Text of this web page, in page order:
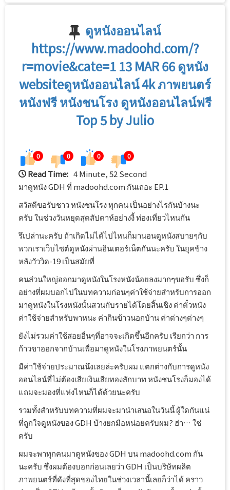
ดูหนังออนไลน์
https://www.madoohd.com/?
r=movie&cate=1 13 MAR 66 ดูหนัง
websiteดูหนังออนไลน์ 4k ภาพยนตร์
หนังฟรี หนังชนโรง ดูหนังออนไลน์ฟรี
Top 5 by Julio
0 0 0 0
Read Time: 4 Minute, 52 Second
มาดูหนัง GDH ที่ madoohd.com กันเถอะ EP.1
สวัสดีขอรับชาว หนังชนโรง ทุกคน เป็นอย่างไรกันบ้างนะ
ครับ ในช่วงวันหยุดสุดสัปดาห์อย่างงี้ ท่องเที่ยวไหนกัน
รึเปล่านะครับ ถ้าเกิดไม่ได้ไปไหนก็มานอนดูหนังสบายๆกับ
พวกเราเว็บไซต์ดูหนังผ่านอินเตอร์เน็ตกันนะครับ ในยุคข้าง
หลังวัววิด-19 เป็นสมัยที่
คนส่วนใหญ่ออกมาดูหนังในโรงหนังน้อยลงมากๆขอรับ ซึ่งก็
อย่างที่ผมบอกไปในบทความก่อนๆค่าใช้จ่ายสำหรับการออก
มาดูหนังในโรงหนังนั้นสวนกับรายได้โดยสิ้นเชิง ค่าตั๋วหนัง
ค่าใช้จ่ายสำหรับพาหนะ ค่ากินข้าวนอกบ้าน ค่าต่างๆต่างๆ
ยังไม่รวมค่าใช้สอยอื่นๆที่อาจจะเกิดขึ้นอีกครับ เรียกว่า การ
ก้าวขาออกจากบ้านเพื่อมาดูหนังในโรงภาพยนตร์นั้น
มีค่าใช้จ่ายประมาณนึงเลยล่ะครับผม แตกต่างกับการดูหนัง
ออนไลน์ที่ไม่ต้องเสียเงินเสียทองสักบาท หนังชนโรงก็มองได้
แถมจะมองที่แห่งไหนก็ได้ด้วยนะครับ
รวมทั้งสำหรับบทความที่ผมจะมานำเสนอในวันนี้ ผู้ใดกันแน่
ที่ถูกใจดูหนังของ GDH บ้างยกมือหน่อยครับผม? ฮ่า… ใช่
ครับ
ผมจะพาทุกคนมาดูหนังของ GDH บน madoohd.com กัน
นะครับ ซึ่งผมต้องบอกก่อนเลยว่า GDH เป็นบริษัทผลิต
ภาพยนตร์ที่ดังที่สุดของไทยในช่วงเวลานี้เลยก็ว่าได้ คราว